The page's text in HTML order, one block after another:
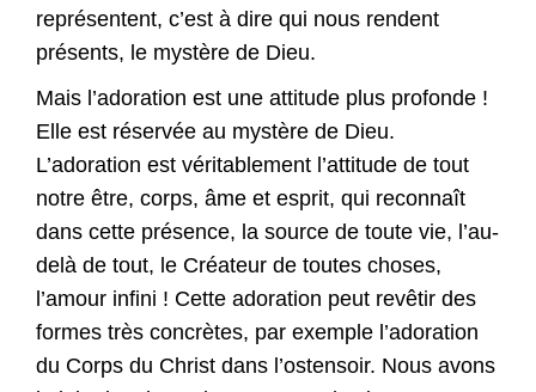
représentent, c’est à dire qui nous rendent
présents, le mystère de Dieu.
Mais l’adoration est une attitude plus profonde !
Elle est réservée au mystère de Dieu.
L’adoration est véritablement l’attitude de tout
notre être, corps, âme et esprit, qui reconnaît
dans cette présence, la source de toute vie, l’au-
delà de tout, le Créateur de toutes choses,
l’amour infini ! Cette adoration peut revêtir des
formes très concrètes, par exemple l’adoration
du Corps du Christ dans l’ostensoir. Nous avons